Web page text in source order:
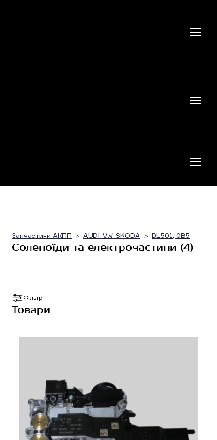
Запчастини АКПП AUDI_VW_SKODA DL501, 0B5
Соленоїди та електрочастини (4)
Фільтр
Товари